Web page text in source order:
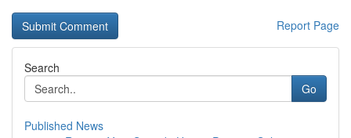
Report Page
Search
Go
Published News